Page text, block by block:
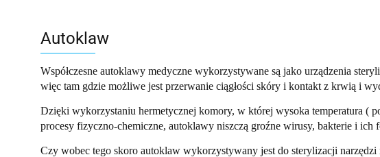
Autoklaw
Współczesne autoklawy medyczne wykorzystywane są jako urządzenia
więc tam gdzie możliwe jest przerwanie ciągłości skóry i kontakt z krwią i
Dzięki wykorzystaniu hermetycznej komory, w której wysoka temperatura (
procesy fizyczno-chemiczne, autoklawy niszczą groźne wirusy, bakterie i
Czy wobec tego skoro autoklaw wykorzystywany jest do sterylizacji